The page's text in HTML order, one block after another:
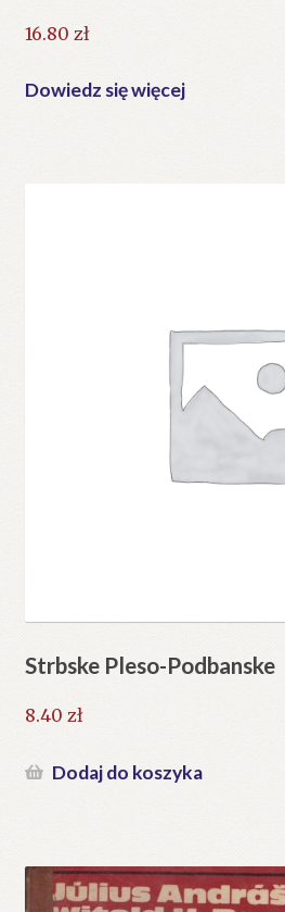
16.80 zł
Dowiedz się więcej
Strbske Pleso-Podbanske
8.40 zł
Dodaj do koszyka